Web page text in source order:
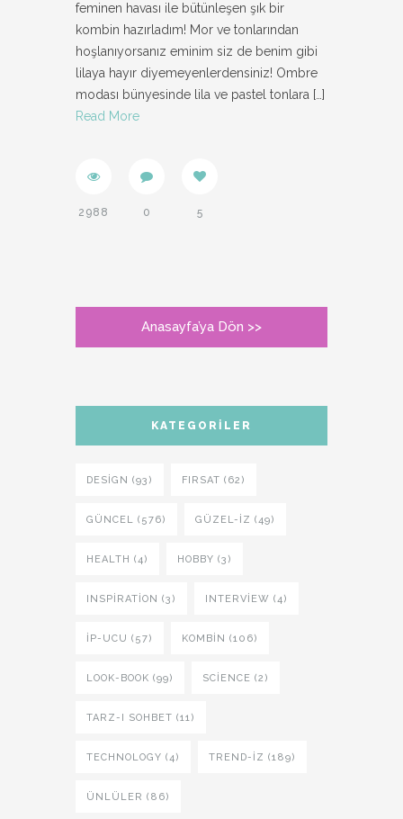
feminen havası ile bütünleşen şık bir
kombin hazırladım! Mor ve tonlarından
hoşlanıyorsanız eminim siz de benim gibi
lilaya hayır diyemeyenlerdensiniz! Ombre
modası bünyesinde lila ve pastel tonlara […]
Read More
2988 0 5
Anasayfa’ya Dön >>
KATEGORILER
DESIGN (93) FIRSAT (62)
GÜNCEL (576) GÜZEL-IZ (49)
HEALTH (4) HOBBY (3)
INSPIRATION (3) INTERVIEW (4)
İP-UCU (57) KOMBIN (106)
LOOK-BOOK (99) SCIENCE (2)
TARZ-I SOHBET (11)
TECHNOLOGY (4) TREND-IZ (189)
ÜNLÜLER (86)